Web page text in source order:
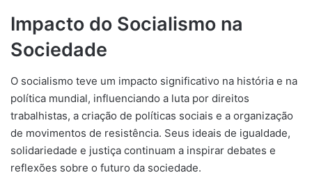
Impacto do Socialismo na
Sociedade
O socialismo teve um impacto significativo na história e na
política mundial, influenciando a luta por direitos
trabalhistas, a criação de políticas sociais e a organização
de movimentos de resistência. Seus ideais de igualdade,
solidariedade e justiça continuam a inspirar debates e
reflexões sobre o futuro da sociedade.